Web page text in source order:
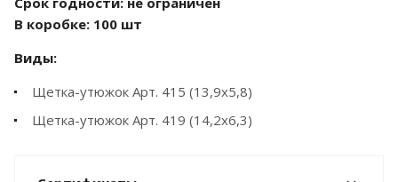
В коробке: 100 шт
Виды:
Щетка-утюжок Арт. 415 (13,9х5,8)
Щетка-утюжок Арт. 419 (14,2х6,3)